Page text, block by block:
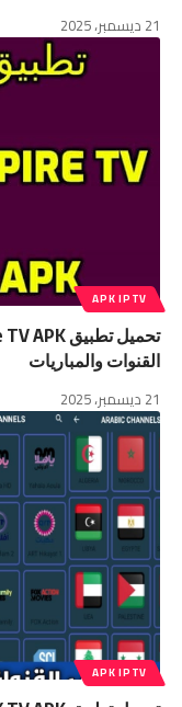
21 ديسمبر، 2025
APK IPTV
القنوات والمباريات
21 ديسمبر، 2025
APK IPTV